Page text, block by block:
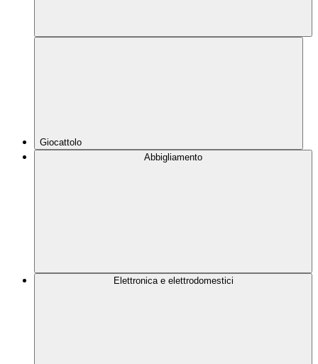
Giocattolo
Abbigliamento
Elettronica e elettrodomestici